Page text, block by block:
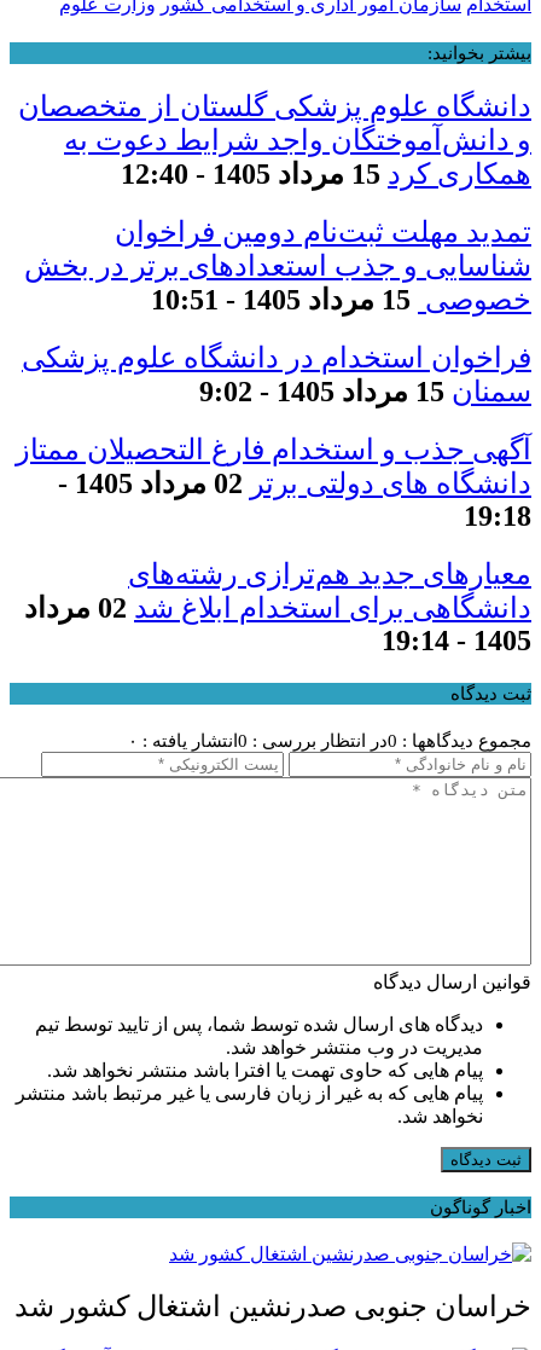
استخدام سازمان امور اداری و استخدامی کشور وزارت علوم
بیشتر بخوانید:
دانشگاه علوم پزشکی گلستان از متخصصان
و دانش‌آموختگان واجد شرایط دعوت به
همکاری کرد 15 مرداد 1405 - 12:40
تمدید مهلت ثبت‌نام دومین فراخوان
شناسایی و جذب استعدادهای برتر در بخش
خصوصی 15 مرداد 1405 - 10:51
فراخوان استخدام در دانشگاه علوم پزشکی
سمنان 15 مرداد 1405 - 9:02
آگهی جذب و استخدام فارغ التحصیلان ممتاز
دانشگاه های دولتی برتر
02 مرداد 1405 -
19:18
معیار‌های جدید هم‌ترازی رشته‌های
دانشگاهی برای استخدام ابلاغ شد
02 مرداد
1405 - 19:14
ثبت دیدگاه
مجموع دیدگاهها : 0 در انتظار بررسی : 0 انتشار یافته : ۰
قوانین ارسال دیدگاه
دیدگاه های ارسال شده توسط شما، پس از تایید توسط تیم
مدیریت در وب منتشر خواهد شد.
پیام هایی که حاوی تهمت یا افترا باشد منتشر نخواهد شد.
پیام هایی که به غیر از زبان فارسی یا غیر مرتبط باشد منتشر
نخواهد شد.
ثبت دیدگاه
اخبار گوناگون
خراسان جنوبی صدرنشین اشتغال کشور شد